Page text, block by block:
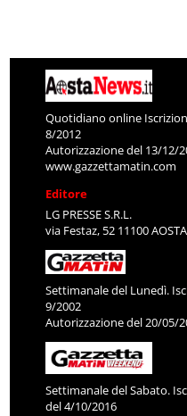
Quotidiano online
8/2012
Autorizzazione del 13/12/
www.gazzettamatin.com
Editore
LG PRESSE S.R.L.
via Festaz, 52 11100 AOSTA
Settimanale del Lunedì.
9/2002
Autorizzazione del 20/05/
Settimanale del Sabato.
del 4/10/2016